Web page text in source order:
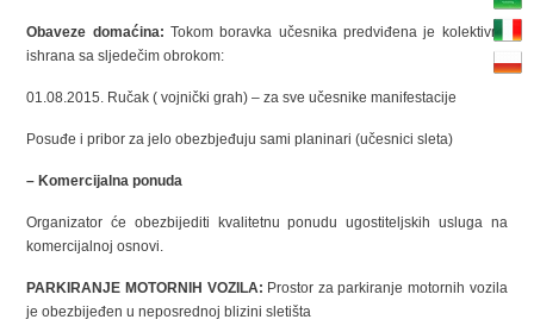
Obaveze domaćina:Tokom boravka učesnika predviđena je kolektivna
ishrana sa sljedečim obrokom:
01.08.2015. Ručak ( vojnički grah) – za sve učesnike manifestacije
Posuđe i pribor za jelo obezbjeđuju sami planinari (učesnici sleta)
– Komercijalna ponuda
Organizator će obezbijediti kvalitetnu ponudu ugostiteljskih usluga na
komercijalnoj osnovi.
PARKIRANJE MOTORNIH VOZILA: Prostor za parkiranje motornih vozila
je obezbijeđen u neposrednoj blizini sletišta